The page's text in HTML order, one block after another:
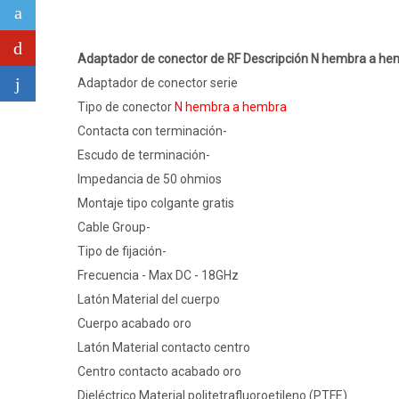
Adaptador de conector de RF Descripción N hembra a
Adaptador de conector serie
Tipo de conector N hembra a hembra
Contacta con terminación-
Escudo de terminación-
Impedancia de 50 ohmios
Montaje tipo colgante gratis
Cable Group-
Tipo de fijación-
Frecuencia - Max DC - 18GHz
Latón Material del cuerpo
Cuerpo acabado oro
Latón Material contacto centro
Centro contacto acabado oro
Dieléctrico Material politetrafluoroetileno (PTFE)